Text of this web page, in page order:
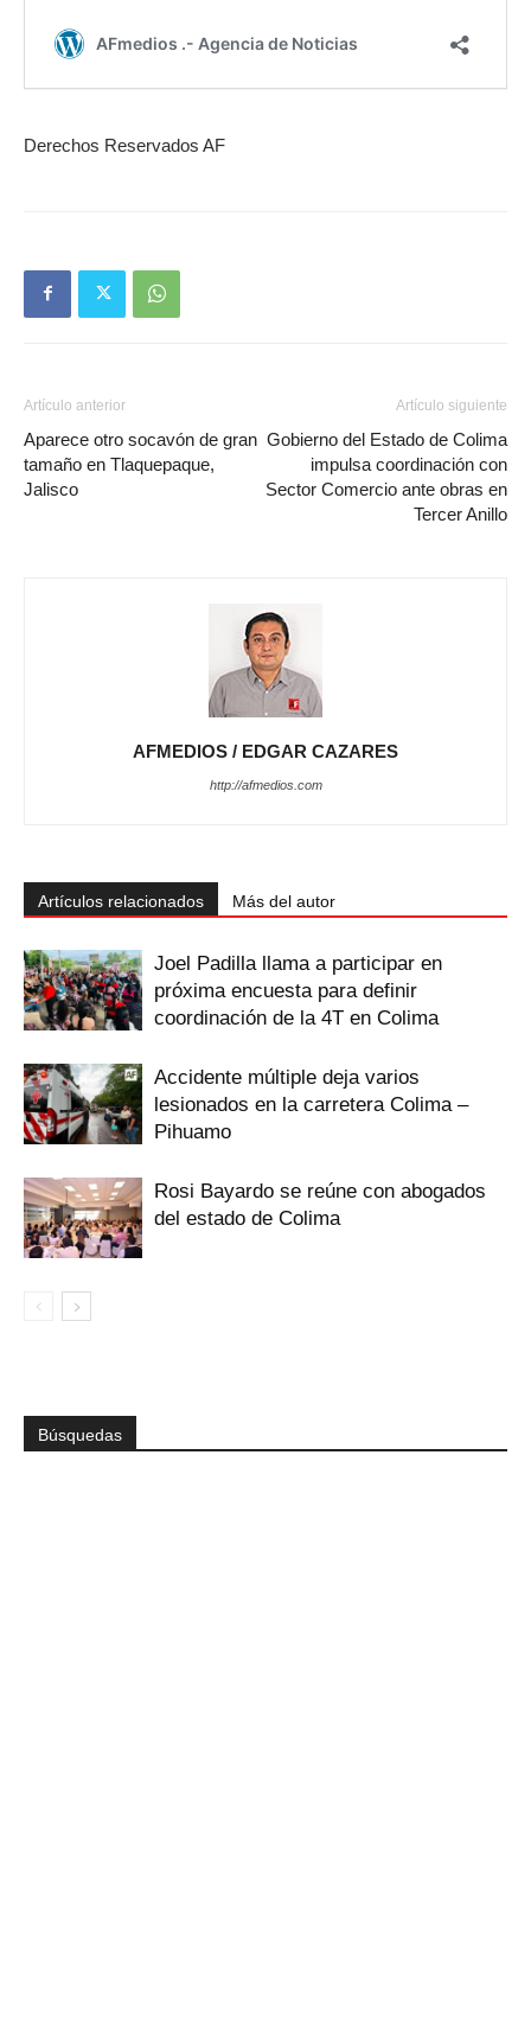
Derechos Reservados AF
Artículo anterior
Aparece otro socavón de gran
tamaño en Tlaquepaque,
Jalisco
Artículo siguiente
Gobierno del Estado de Colima
impulsa coordinación con
Sector Comercio ante obras en
Tercer Anillo
AFMEDIOS / EDGAR CAZARES
http://afmedios.com
Artículos relacionados Más del autor
Joel Padilla llama a participar en
próxima encuesta para definir
coordinación de la 4T en Colima
Accidente múltiple deja varios
lesionados en la carretera Colima –
Pihuamo
Rosi Bayardo se reúne con abogados
del estado de Colima
Búsquedas